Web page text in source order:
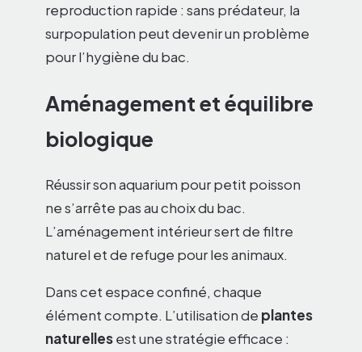
reproduction rapide : sans prédateur, la
surpopulation peut devenir un problème
pour l’hygiène du bac.
Aménagement et équilibre
biologique
Réussir son aquarium pour petit poisson
ne s’arrête pas au choix du bac.
L’aménagement intérieur sert de filtre
naturel et de refuge pour les animaux.
Dans cet espace confiné, chaque
élément compte. L’utilisation de plantes
naturellesest une stratégie efficace :